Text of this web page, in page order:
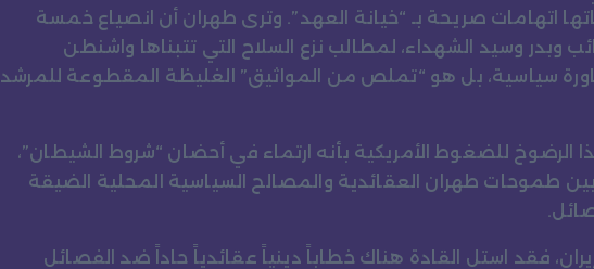
اتهامات صريحة بـ “خيانة العهد”. وترى طهران أن انصياع خمسة
وبدر وسيد الشهداء، لمطالب نزع السلاح التي تتبناها واشنطن
سياسية، بل هو “تملص من المواثيق” الغليظة المقطوعة للمرشد
الرضوخ للضغوط الأمريكية بأنه ارتماء في أحضان “شروط الشيطان”،
طموحات طهران العقائدية والمصالح السياسية المحلية الضيقة
فقد استل القادة هناك خطاباً دينياً عقائدياً حاداً ضد الفصائل